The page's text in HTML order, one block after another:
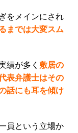
をメインにされ
までは大変スム
績が多く 敷居の
表弁護士はその
話にも耳を傾け
員という立場か